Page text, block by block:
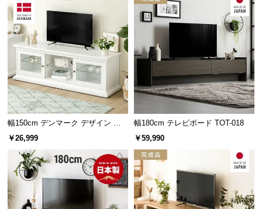
に
つ
い
て
保
証
に
つ
会
規
アルダー無垢材とは
ヨーロッパで聖樹として崇められる
ハンノキ属の広葉樹。美しく穏やか
な印象の木目は、落ち着いた雰囲気
を作り出してくれます。
AV機器にぴったりなオープン収納
AV機器やルーター等に適した収納スペース。DVDや
ちょっとした小物もサッと収納できます。
幅150cm デンマーク デザイン テ
レビボード
￥26,999
幅180cm テレビボード TOT-018
￥59,990